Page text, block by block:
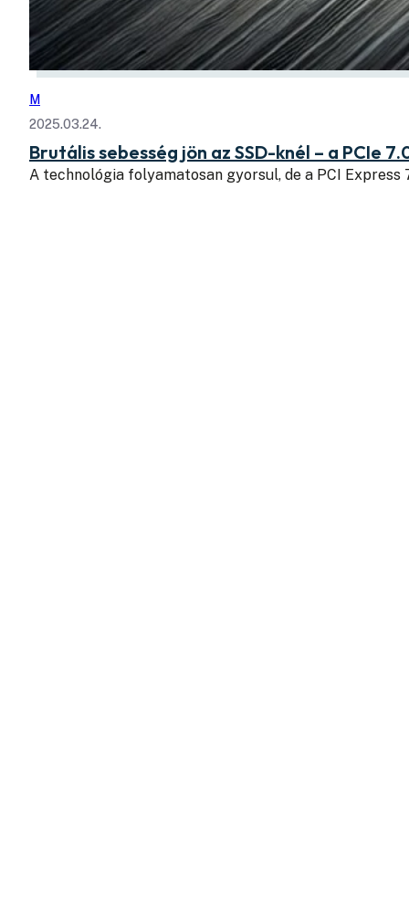
M
2025.03.24.
Brutális sebesség jön az SSD-knél – a PCIe
A technológia folyamatosan gyorsul, de a PCI Express